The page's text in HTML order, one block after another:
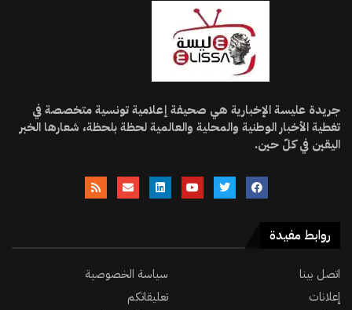
جريدة عليسة الإخبارية هي صحيفة إعلامية تونسية متخصصة في
تغطية الأخبار الوطنية والمحلية والعالمية لحظة بلحظة، شعارها الخبر
اليقين في كلّ حين.
روابط مفيدة
اتصل بينا
سياسة الخصوصية
إعلانات
تعليقاتكم